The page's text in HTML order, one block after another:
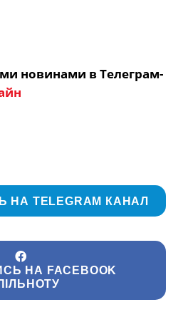
новинами в Телеграм-
НА TELEGRAM КАНАЛ
НА FACEBOOK